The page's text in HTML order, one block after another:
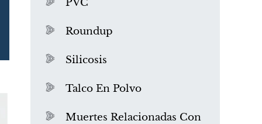
PVC
Roundup
Silicosis
Talco En Polvo
Muertes Relacionadas Con